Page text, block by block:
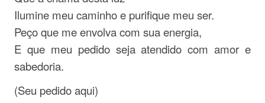
Ilumine meu caminho e purifique meu ser.
Peço que me envolva com sua energia,
E que meu pedido seja atendido com amor e
sabedoria.
(Seu pedido aqui)